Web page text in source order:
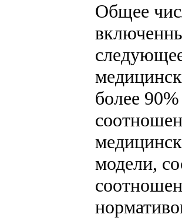
Общее
более
модели,